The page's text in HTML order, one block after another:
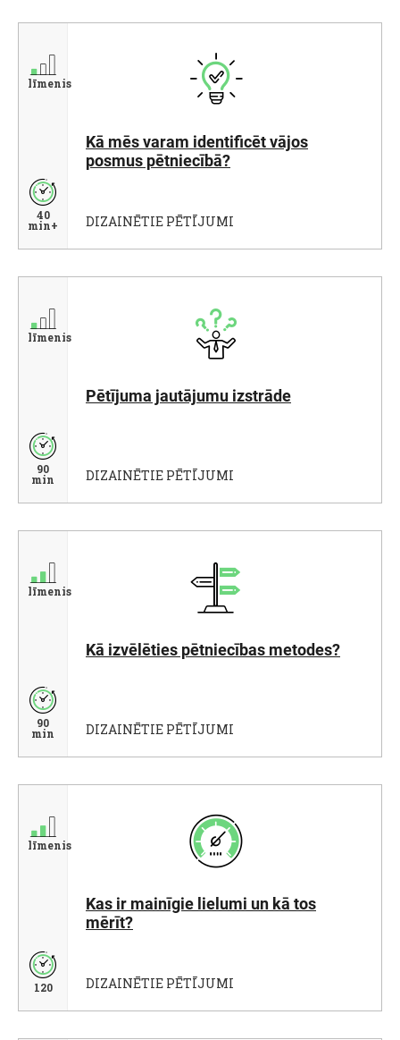
līmenis
40
min+
Kā mēs varam identificēt vājos
posmus pētniecībā?
DIZAINĒTIE PĒTĪJUMI
līmenis
90
min
Pētījuma jautājumu izstrāde
DIZAINĒTIE PĒTĪJUMI
līmenis
90
min
Kā izvēlēties pētniecības metodes?
DIZAINĒTIE PĒTĪJUMI
līmenis
120
Kas ir mainīgie lielumi un kā tos
mērīt?
DIZAINĒTIE PĒTĪJUMI